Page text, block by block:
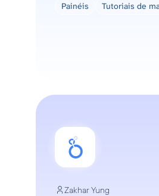
Painéis Tutoriais de
Zakhar Yung